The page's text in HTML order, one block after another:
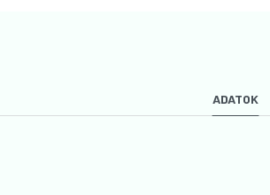
ADATOK